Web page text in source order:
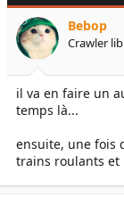
Bebop
Crawler
il va en faire un
temps là...
ensuite, une fois
trains roulants et